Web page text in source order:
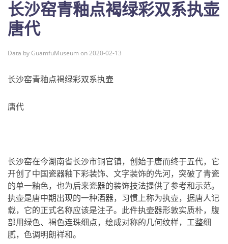
长沙窑青釉点褐绿彩双系执壶
唐代
Data by GuamfuMuseum on 2020-02-13
长沙窑青釉点褐绿彩双系执壶
唐代
长沙窑在今湖南省长沙市铜官镇，创始于唐而终于五代，它
开创了中国瓷器釉下彩装饰、文字装饰的先河，突破了青瓷
的单一釉色，也为后来瓷器的装饰技法提供了参考和示范。
执壶是唐中期出现的一种酒器，习惯上称为执壶，据唐人记
载，它的正式名称应该是注子。此件执壶器形敦实质朴，腹
部用绿色、褐色连珠细点，绘成对称的几何纹样，工整细
腻，色调明朗祥和。